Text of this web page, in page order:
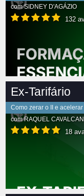
comSIDNEY D'AGÁZIO
132
Ex-Tarifário
Como zerar o II e
comRAQUEL
18